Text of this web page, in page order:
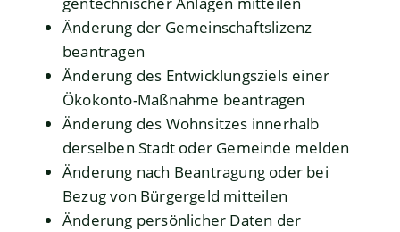
Änderung der Gemeinschaftslizenz
beantragen
Änderung des Entwicklungsziels einer
Ökokonto-Maßnahme beantragen
Änderung des Wohnsitzes innerhalb
derselben Stadt oder Gemeinde melden
Änderung nach Beantragung oder bei
Bezug von Bürgergeld mitteilen
Änderung persönlicher Daten der